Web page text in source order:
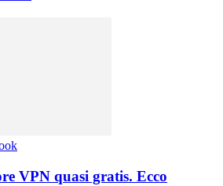
VPN quasi gratis. Ecco